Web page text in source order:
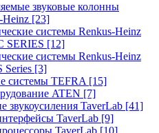
звуковые колонны
Heinz [23]
системы Renkus-Heinz
SERIES [12]
системы Renkus-Heinz
Series [3]
системы TEFRA [15]
ATEN [7]
звукоусиления TaverLab [41]
TaverLab [9]
TaverLab [10]